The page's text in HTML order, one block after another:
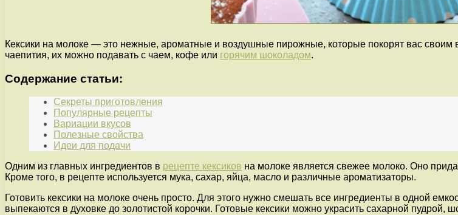
Кексики на молоке — это нежные, ароматные и воздушные пирожные, которые покорят вас своим
чаепития, их можно подавать с чаем, кофе или горячим шоколадом.
Содержание статьи:
Секреты приготовления
Популярные рецепты
Вариации вкусов
Полезные свойства
Идеи для подачи
Одним из главных ингредиентов в рецепте кексиков на молоке является свежее молоко. Оно
Кроме того, в рецепте используется мука, сахар, яйца, масло и различные ароматизаторы.
Готовить кексики на молоке очень просто. Для этого нужно смешать все ингредиенты в одной
выпекаются в духовке до золотистой корочки. Готовые кексики можно украсить сахарной пудрой,